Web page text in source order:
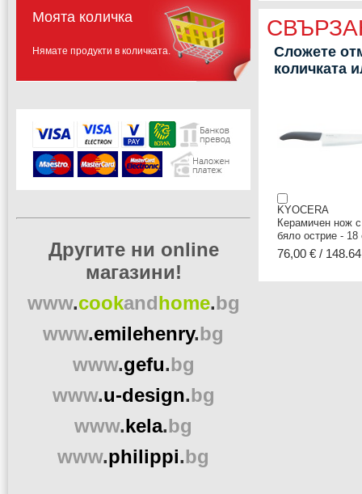
Сложете
количката
KYOCERA
Керамичен нож с
бяло острие - 18
76,00 € /
Моята количка
Нямате продукти в количката.
Другите ни online
магазини!
www.cookandhome.bg
www.emilehenry.bg
www.gefu.bg
www.u-design.bg
www.kela.bg
www.philippi.bg